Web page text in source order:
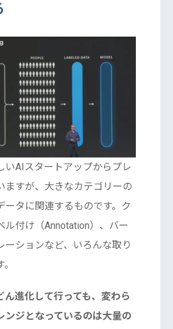
いAIスタートアップからプレ
ますが、大きなカテゴリーの
ータに関連するものです。ク
ル付け（Annotation）、バー
ーションなど、いろんな取り
ん進化して行っても、変わら
ンジとなっているのは大量の